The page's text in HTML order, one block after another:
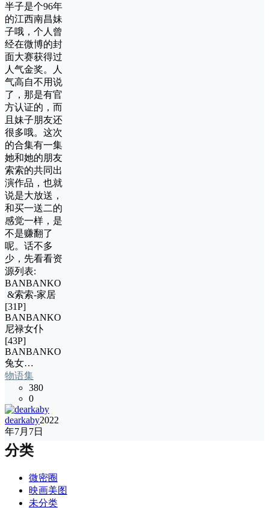
半子是个96年
的江西南昌妹
子哦，个人曾
经在微博的封
面大赛获得过
人气金奖。人
气高自不用说
了，那是有官
方认证的，而
且妹子朋友还
很多哦。这次
的合集有一集
她和她的朋友
索索的共同出
演作品，也就
说是大放送，
和买一送二的
感觉一样，是
不是赚翻了
呢。话不多
少，先看看资
源列表:
BANBANKO
&索索-家居
[31P]
BANBANKO
尼禄女仆
[43P]
BANBANKO
兔女…
物语集
380
0
dearkaby2022
年7月7日
分类
微密圈
映画美图
未分类